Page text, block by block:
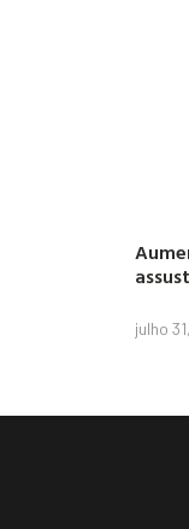
julho